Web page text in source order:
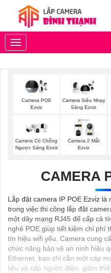
Toggle
navigation
Camera POE
Ezviz
Camera Siêu Nhạy
Sáng Ezviz
Camera Có Chống
Ngược Sáng Ezviz
Camera 2 Mắt
Ezviz
CAMERA
Lắp đặt camera IP POE Ezviz
trong việc thi công lắp đặt
một dây mạng RJ45 để cấp cả
nghệ POE giúp tiết kiệm chi phí
tín hiệu wifi yếu. Camera cung
chức năng bảo vệ an ninh hiệu
Ethernet, bạn chỉ cần một cáp
liệu và cấp nguồn điện, giảm